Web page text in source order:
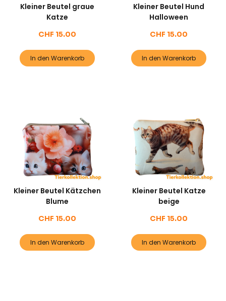
Kleiner Beutel graue
Katze
CHF 15.00
In den Warenkorb
Kleiner Beutel Hund
Halloween
CHF 15.00
In den Warenkorb
Kleiner Beutel Kätzchen
Blume
CHF 15.00
In den Warenkorb
Kleiner Beutel Katze
beige
CHF 15.00
In den Warenkorb